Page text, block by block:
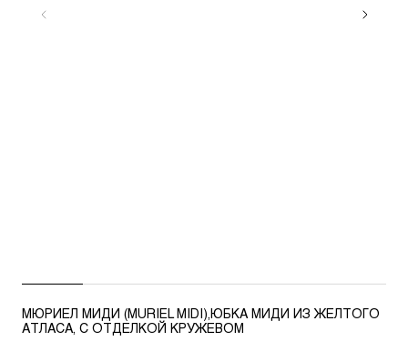
МЮРИЕЛ МИДИ (MURIEL MIDI),ЮБКА МИДИ ИЗ ЖЕЛТОГО
АТЛАСА, С ОТДЕЛКОЙ КРУЖЕВОМ